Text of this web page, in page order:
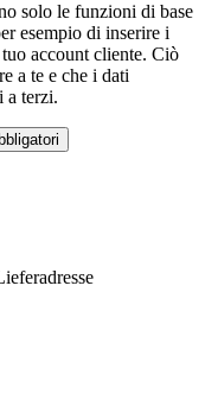
solo le funzioni di base
esempio di inserire i
account cliente. Ciò
a te e che i dati
a terzi.